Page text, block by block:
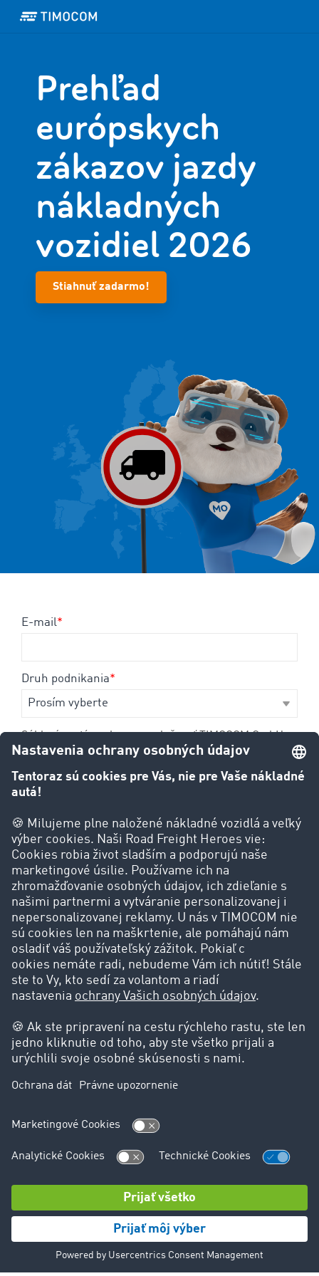
Prehľad
európskych
zákazov jazdy
nákladných
vozidiel 2026
Stiahnuť zadarmo!
E-mail*
Druh podnikania*
Súhlasím s tým, aby ma spoločnosť TIMOCOM GmbH
kontaktovala.
*
Zároveň si želám, aby ma spoločnosť TIMOCOM
produktoch a službách. Súhlasím s vytvorením
osobného používateľského profilu na základe
mojich údajov.
Svoj súhlas môžem kedykoľvek odvolať. Podrobnosti o
spracovaní údajov v časti:Ochrana údajov.
Alternatívne máte možnosť zakúpiť si príručku za poplatok 20,00
EUR. V tom prípade nám prosím pošlite e-mail na nasledujúcu adresu:
marketing@timocom.com.
Viac než 55 000 zákazníkov sa
spolieha na TIMOCOM Road
Freight Marketplace.
Impressum | Ochrana udajov
© TIMOCOM GmbH 2026. Všetky práva vyhradené.